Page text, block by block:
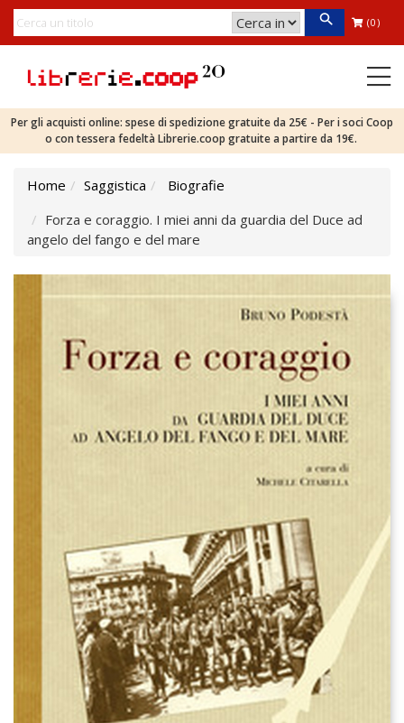
(0)
Per gli acquisti online: spese di spedizione gratuite da 25€ - Per i soci Coop
o con tessera fedeltà Librerie.coop gratuite a partire da 19€.
Home Saggistica
Biografie
Forza e coraggio. I miei anni da guardia del Duce ad
angelo del fango e del mare